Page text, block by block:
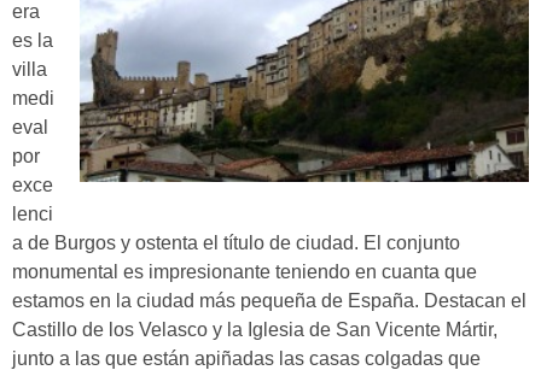
era
es la
villa
medi
eval
por
exce
lenci
a de Burgos y ostenta el título de ciudad. El conjunto
monumental es impresionante teniendo en cuanta que
estamos en la ciudad más pequeña de España. Destacan el
Castillo de los Velasco y la Iglesia de San Vicente Mártir,
junto a las que están apiñadas las casas colgadas que